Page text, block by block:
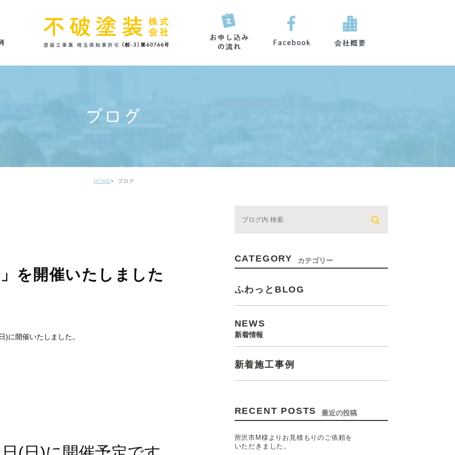
ブログ
HOME ブログ
を開催いたしました
に開催いたしました。
CATEGORY カテゴリー
ふわっとBLOG
NEWS
新着情報
新着施工事例
RECENT POSTS 最近の投稿
所沢市M様よりお見積もりのご依頼を
いただきました。